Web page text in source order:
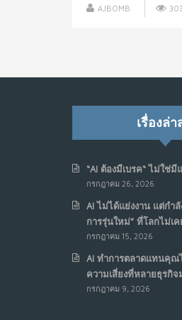
AJBOMB
เรื่องล่า
“AI ต้องมีเบรค“ ไม่ใช่มี
กรกฎาคม 26, 2026
AI ไม่ได้แย่งงาน แต่กำ
การรุ่นใหม่” ที่โลกไม่เ
กรกฎาคม 15, 2026
AI ทำการตลาดแทนคุณ
ความเสี่ยงที่หลายธุรกิจ
กรกฎาคม 9, 2026